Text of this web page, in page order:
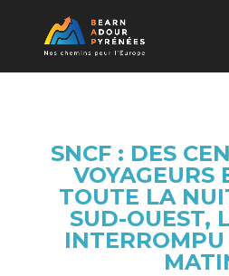
SNCF : DES
VOYAGEURS
TOUTE LA
SUD-OUEST,